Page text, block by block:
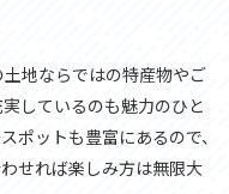
地ならではの特産物やご
しているのも魅力のひと
ポットも豊富にあるので、
せれば楽しみ方は無限大